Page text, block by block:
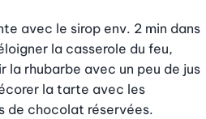
avec le sirop env. 2 min dans
la casserole du feu,
la rhubarbe avec un peu de jus
la tarte avec les
de chocolat réservées.